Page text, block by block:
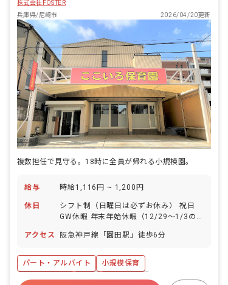
株式会社FOSTER
兵庫県/尼崎市
2026/04/20更新
複数担任で見守る。18時に全員が帰れる小規模園。
給与 時給1,116円 ~ 1,200円
休日
シフト制（日曜日は必ずお休み） 祝日
GW休暇 年末年始休暇（12/29～1/3の6
位での取得可/5日以上の連休相談OK）
100％・復帰率100％） 介護・看護休暇
特別休暇
アクセス 阪急神戸線「園田駅」徒歩6分
パート・アルバイト
小規模保育
社会保険完備
有給
残業少なめ